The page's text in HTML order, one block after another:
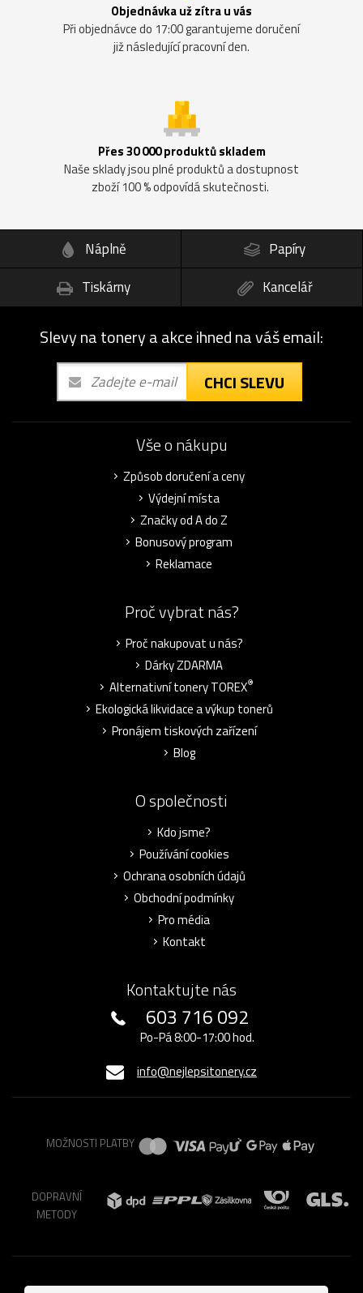
Objednávka už zítra u vás
Při objednávce do 17:00 garantujeme doručení
již následující pracovní den.
Přes 30 000 produktů skladem
Naše sklady jsou plné produktů a dostupnost
zboží 100 % odpovídá skutečnosti.
Náplně
Papíry
Tiskárny
Kancelář
Slevy na tonery a akce ihned na váš email:
CHCI SLEVU
Vše o nákupu
Způsob doručení a ceny
Výdejní místa
Značky od A do Z
Bonusový program
Reklamace
Proč vybrat nás?
Proč nakupovat u nás?
Dárky ZDARMA
Alternativní tonery TOREX®
Ekologická likvidace a výkup tonerů
Pronájem tiskových zařízení
Blog
O společnosti
Kdo jsme?
Používání cookies
Ochrana osobních údajů
Obchodní podmínky
Pro média
Kontakt
Kontaktujte nás
603 716 092
Po-Pá 8:00-17:00 hod.
info@nejlepsitonery.cz
MOŽNOSTI PLATBY
DOPRAVNÍ
METODY